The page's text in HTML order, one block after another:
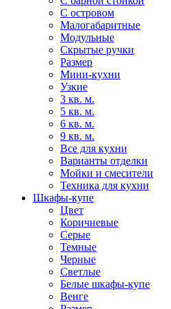
С островом
Малогабаритные
Модульные
Скрытые ручки
Размер
Мини-кухни
Узкие
3 кв. м.
5 кв. м.
6 кв. м.
9 кв. м.
Все для кухни
Варианты отделки
Мойки и смесители
Техника для кухни
Шкафы-купе
Цвет
Коричневые
Серые
Темные
Черные
Светлые
Белые шкафы-купе
Венге